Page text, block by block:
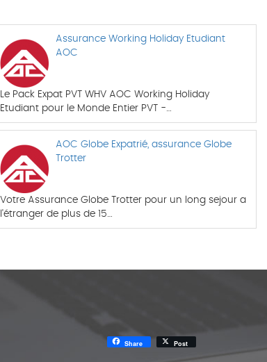
Assurance Working Holiday Etudiant
AOC
Le Pack Expat PVT WHV AOC Working Holiday
Etudiant pour le Monde Entier PVT -…
AOC Globe Expatrié, assurance Globe
Trotter
Votre Assurance Globe Trotter pour un long sejour a
l'étranger de plus de 15…
Share Post